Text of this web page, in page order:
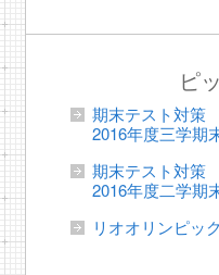
ピ
期末テスト対策
2016年度三学期
期末テスト対策
2016年度二学期
リオオリンピッ